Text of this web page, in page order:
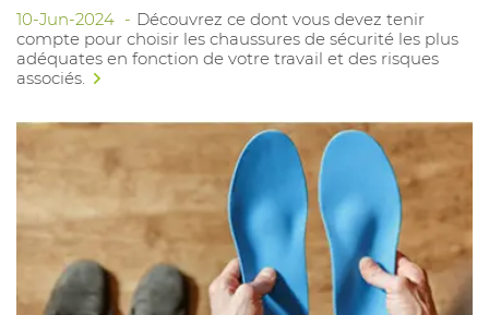
10-Jun-2024
Découvrez ce dont vous devez tenir
compte pour choisir les chaussures de sécurité les plus
adéquates en fonction de votre travail et des risques
associés.